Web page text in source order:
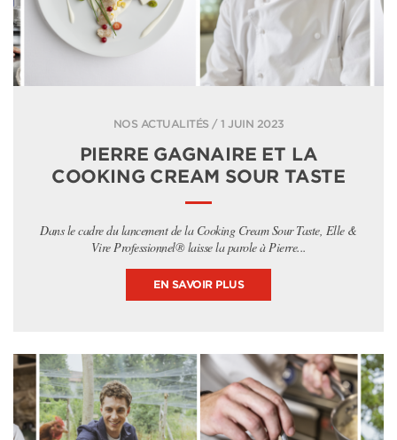
NOS ACTUALITÉS / 1 JUIN 2023
PIERRE GAGNAIRE ET LA
COOKING CREAM SOUR TASTE
Dans le cadre du lancement de la Cooking Cream Sour Taste, Elle &
Vire Professionnel® laisse la parole à Pierre...
EN SAVOIR PLUS